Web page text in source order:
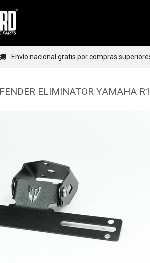
Envío nacional gratis por compras
FENDER ELIMINATOR YAMAHA